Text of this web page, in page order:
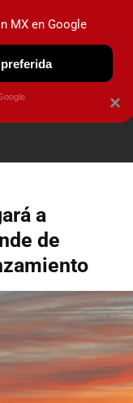
a
de
×
MX en Google